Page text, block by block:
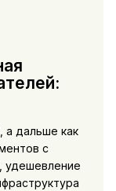
дальше как
с
удешевление